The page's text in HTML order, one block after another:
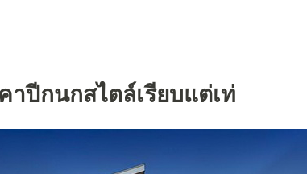
าปีกนกสไตล์เรียบแต่เท่